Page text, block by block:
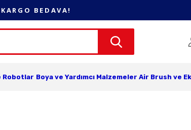
KARGO BEDAVA!
Robotlar Boya ve Yardımcı Malzemeler Air Brush ve